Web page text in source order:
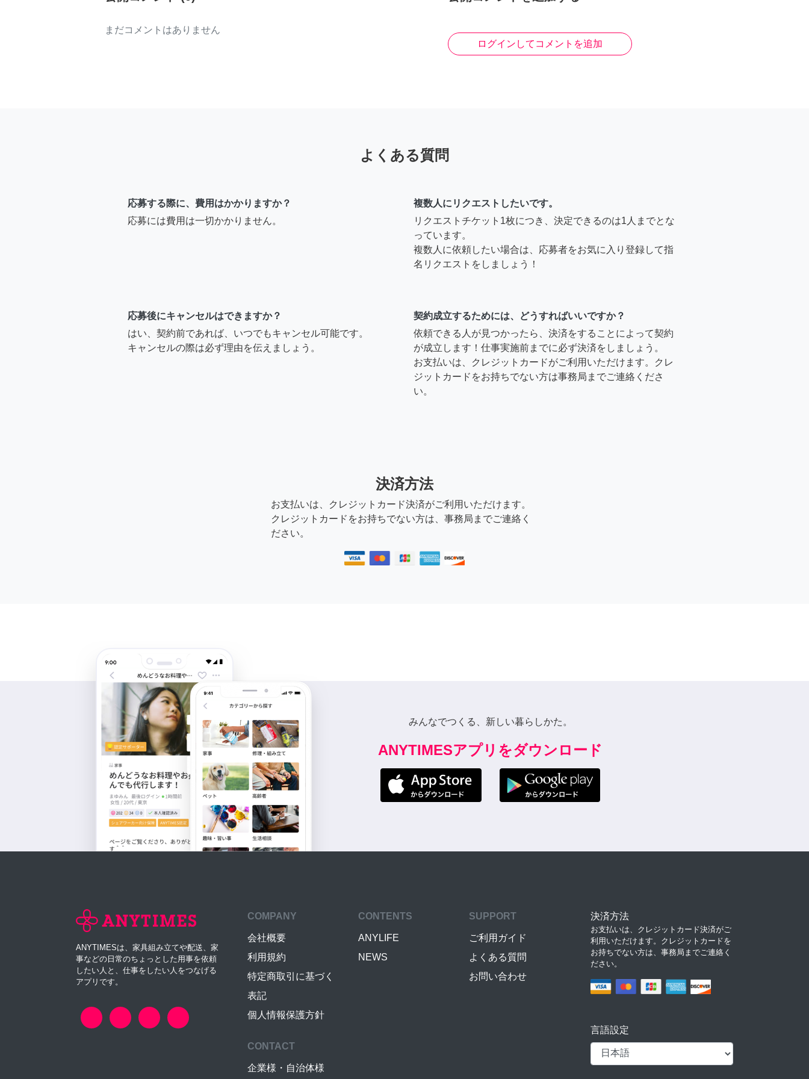
まだコメントはありません
ログインしてコメントを追加
よくある質問
応募する際に、費用はかかりますか？
応募には費用は一切かかりません。
複数人にリクエストしたいです。
リクエストチケット1枚につき、決定できるのは1人までとな
っています。
複数人に依頼したい場合は、応募者をお気に入り登録して指
名リクエストをしましょう！
応募後にキャンセルはできますか？
はい、契約前であれば、いつでもキャンセル可能です。
キャンセルの際は必ず理由を伝えましょう。
契約成立するためには、どうすればいいですか？
依頼できる人が見つかったら、決済をすることによって契約
が成立します！仕事実施前までに必ず決済をしましょう。
お支払いは、クレジットカードがご利用いただけます。クレ
ジットカードをお持ちでない方は事務局までご連絡くださ
い。
決済方法
お支払いは、クレジットカード決済がご利用いただけます。
クレジットカードをお持ちでない方は、事務局までご連絡く
ださい。
みんなでつくる、新しい暮らしかた。
ANYTIMESアプリをダウンロード
ANYTIMESは、家具組み立てや配送、家
事などの日常のちょっとした用事を依頼
したい人と、仕事をしたい人をつなげる
アプリです。
COMPANY
会社概要
利用規約
特定商取引に基づく
表記
個人情報保護方針
CONTENTS
ANYLIFE
NEWS
SUPPORT
ご利用ガイド
よくある質問
お問い合わせ
CONTACT
企業様・自治体様
決済方法
お支払いは、クレジットカード決済がご
利用いただけます。クレジットカードを
お持ちでない方は、事務局までご連絡く
ださい。
言語設定